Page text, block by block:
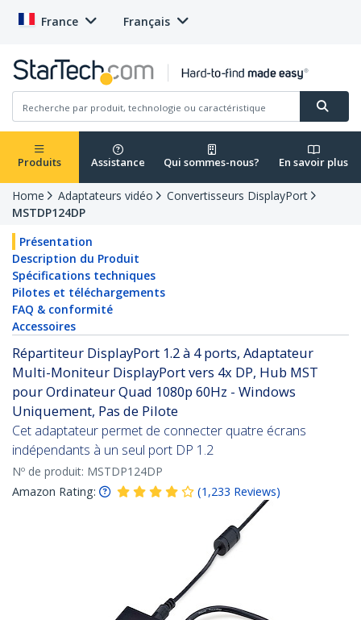
France Français
Produits Assistance Qui sommes-nous? En savoir plus
Home Adaptateurs vidéo
Convertisseurs DisplayPort
MSTDP124DP
Présentation
Description du Produit
Spécifications techniques
Pilotes et téléchargements
FAQ & conformité
Accessoires
Répartiteur DisplayPort 1.2 à 4 ports, Adaptateur
Multi-Moniteur DisplayPort vers 4x DP, Hub MST
pour Ordinateur Quad 1080p 60Hz - Windows
Uniquement, Pas de Pilote
Cet adaptateur permet de connecter quatre écrans
indépendants à un seul port DP 1.2
Nº de produit: MSTDP124DP
Amazon Rating:
(1,233 Reviews)